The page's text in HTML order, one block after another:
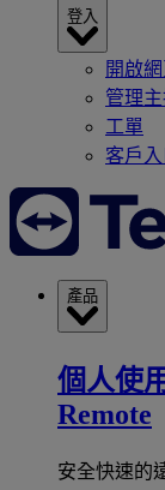
登入
開啟
管理
工單
客戶
產品
個人使
Remote
安全快速的